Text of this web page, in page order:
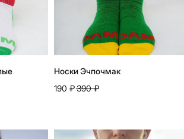
Носки Эчпочмак
190 ₽390 ₽